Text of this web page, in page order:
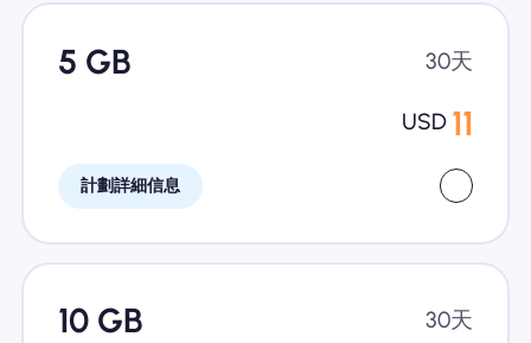
5 GB 30天
USD 11
計劃詳細信息
10 GB 30天